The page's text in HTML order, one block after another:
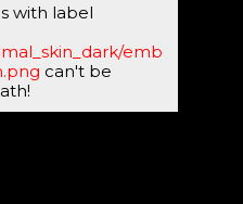
with label
emb
can't be